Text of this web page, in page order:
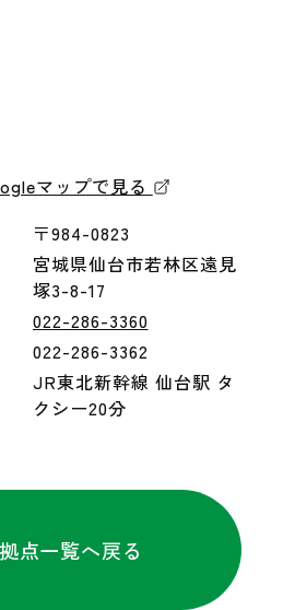
マップで見る
〒984-0823
宮城県仙台市若林区遠見
塚3-8-17
022-286-3360
022-286-3362
JR東北新幹線 仙台駅 タ
クシー20分
点一覧へ戻る